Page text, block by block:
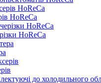
HoReCa
HoReCa